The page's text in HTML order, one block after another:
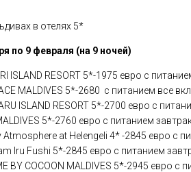
в отелях 5*
по 9 февраля (на 9 ночей)
ISLAND RESORT 5*-1975 евро с
MALDIVES 5*-2680 с питанием все
ISLAND RESORT 5*-2700 евро с
5*-2760 евро с питанием
Atmosphere at Helengeli 4* -2845 евро с
Iru Fushi 5*-2845 евро с питанием
BY COCOON MALDIVES 5*-2945 евро